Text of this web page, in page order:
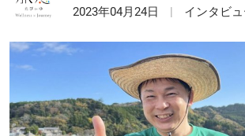
2023年04月24日
インタビ